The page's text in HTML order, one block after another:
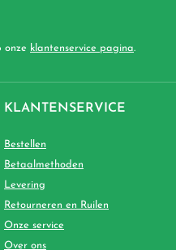
onze klantenservice pagina.
KLANTENSERVICE
Bestellen
Betaalmethoden
Levering
Retourneren en Ruilen
Onze service
Over ons